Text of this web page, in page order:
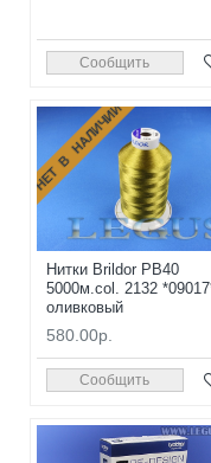
Сообщить
НЕТ В НАЛИЧИИ
Нитки Brildor PB40
5000м.col. 2132
оливковый
580.00р.
Сообщить